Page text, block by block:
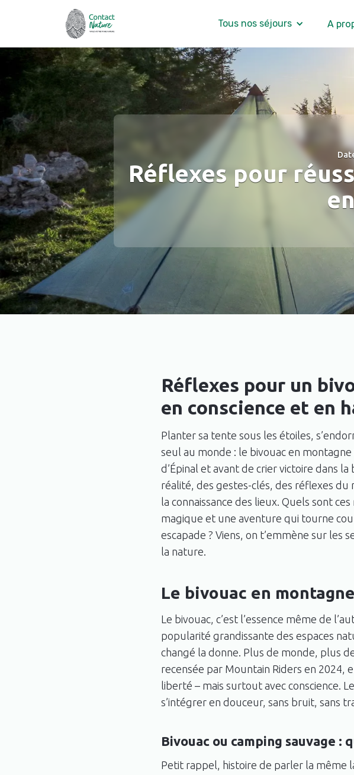
Tous nos séjours A
Réflexes pour
Réflexes pour un
en conscience et en
Planter sa tente sous les étoiles,
seul au monde : le bivouac en
d’Épinal et avant de crier victoire dans
réalité, des gestes-clés, des réflexes
la connaissance des lieux. Quels sont
magique et une aventure qui tourne
escapade ? Viens, on t’emmène sur les
la nature.
Le bivouac en
Le bivouac, c’est l’essence même de
popularité grandissante des espaces
changé la donne. Plus de monde, plus
recensée par Mountain Riders en 2024,
liberté – mais surtout avec conscience.
s’intégrer en douceur, sans bruit, sans
Bivouac ou camping sauvage :
Petit rappel, histoire de parler la même